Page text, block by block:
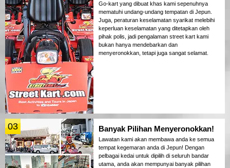
Go-kart yang dibuat khas kami sepenuhnya
mematuhi undang-undang tempatan di Jepun.
Juga, peraturan keselamatan syarikat melebihi
keperluan keselamatan yang ditetapkan oleh
pihak polis, jadi pengalaman street kart kami
bukan hanya mendebarkan dan
menyeronokkan, tetapi juga sangat selamat.
03 Banyak Pilihan Menyeronokkan!
Lawatan kami akan membawa anda ke semua
tempat kegemaran anda di Jepun! Dengan
pelbagai kedai untuk dipilih di seluruh bandar
utama, anda akan mempunyai banyak pilihan